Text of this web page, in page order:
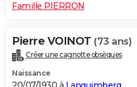
Famille PIERRON
Pierre VOINOT (73 ans)
Créer une cagnotte obsèques
Naissance